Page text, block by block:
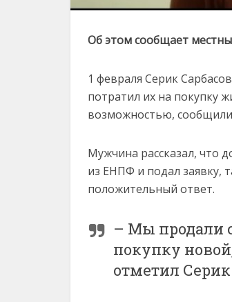
Об этом сообщает
1 февраля Серик
потратил их на покупку
возможностью, сообщили
Мужчина рассказал, что
из ЕНПФ и подал заявку,
положительный ответ.
– Мы продали
покупку
отметил Серик